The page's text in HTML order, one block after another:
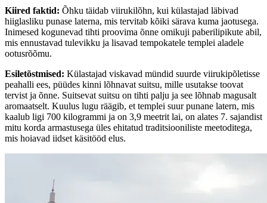
Kiired faktid: Õhku täidab viirukilõhn, kui külastajad läbivad
hiiglasliku punase laterna, mis tervitab kõiki särava kuma jaotusega.
Inimesed kogunevad tihti proovima õnne omikuji paberilipikute abil,
mis ennustavad tulevikku ja lisavad tempokatele templei aladele
ootusrõõmu.
Esiletõstmised: Külastajad viskavad mündid suurde viirukipõletisse
peahalli ees, püüdes kinni lõhnavat suitsu, mille usutakse toovat
tervist ja õnne. Suitsevat suitsu on tihti palju ja see lõhnab magusalt
aromaatselt. Kuulus lugu räägib, et templei suur punane latern, mis
kaalub ligi 700 kilogrammi ja on 3,9 meetrit lai, on alates 7. sajandist
mitu korda armastusega üles ehitatud traditsiooniliste meetoditega,
mis hoiavad iidset käsitööd elus.